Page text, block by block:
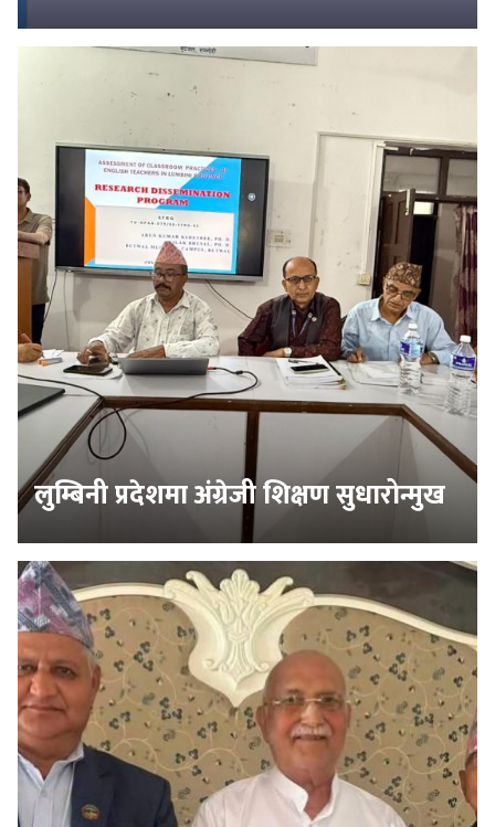
लुम्बिनी प्रदेशमा अंग्रेजी शिक्षण सुधारोन्मुख